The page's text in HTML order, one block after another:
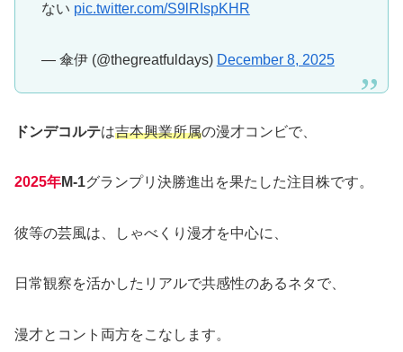
ない pic.twitter.com/S9lRIspKHR
— 傘伊 (@thegreatfuldays) December 8, 2025
ドンデコルテは吉本興業所属の漫才コンビで、
2025年M-1グランプリ決勝進出を果たした注目株です。
彼等の芸風は、しゃべくり漫才を中心に、
日常観察を活かしたリアルで共感性のあるネタで、
漫才とコント両方をこなします。